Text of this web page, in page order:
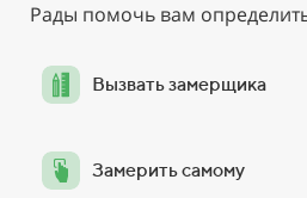
Рады помочь вам
Вызвать замерщика
Замерить самому